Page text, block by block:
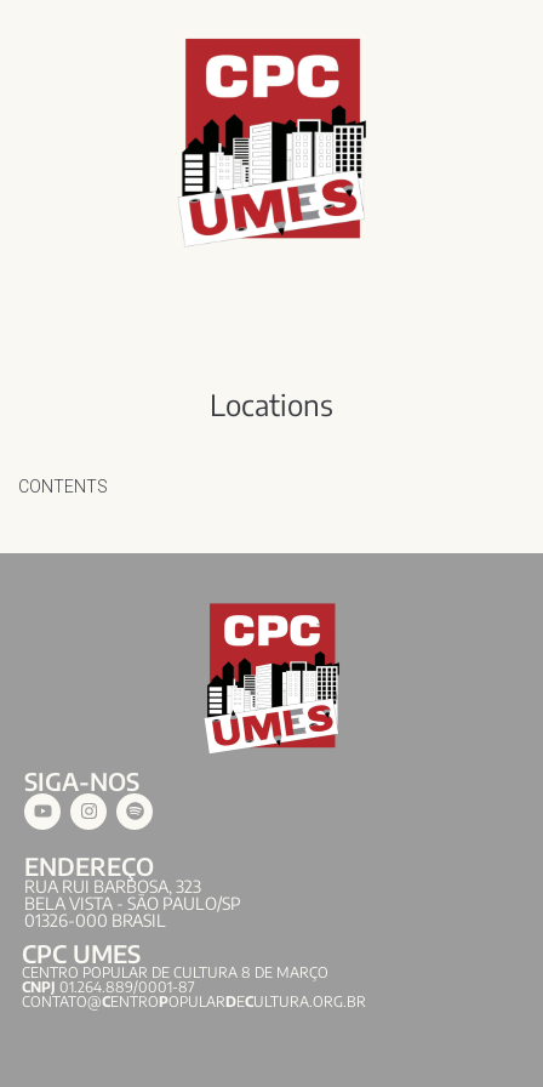
Locations
CONTENTS
SIGA-NOS
ENDEREÇO
RUA RUI BARBOSA, 323
BELA VISTA - SÃO PAULO/SP
01326-000 BRASIL
CPC UMES
CENTRO POPULAR DE CULTURA 8 DE MARÇO
CNPJ 01.264.889/0001-87
CONTATO@CENTROPOPULARDECULTURA.ORG.BR